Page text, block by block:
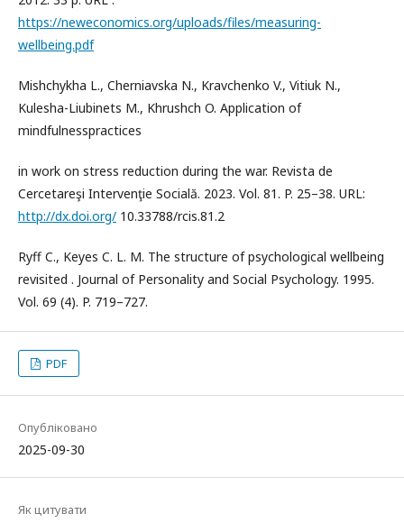
https://neweconomics.org/uploads/files/measuring-
wellbeing.pdf
Mishchykha L., Cherniavska N., Kravchenko V., Vitiuk N.,
Kulesha-Liubinets M., Khrushch O. Application of
mindfulnesspractices
in work on stress reduction during the war. Revista de
Cercetareşi Intervenţie Socială. 2023. Vol. 81. P. 25–38. URL:
http://dx.doi.org/ 10.33788/rcis.81.2
Ryff C., Keyes C. L. M. The structure of psychological wellbeing
revisited . Journal of Personality and Social Psychology. 1995.
Vol. 69 (4). P. 719–727.
PDF
Опубліковано
2025-09-30
Як цитувати